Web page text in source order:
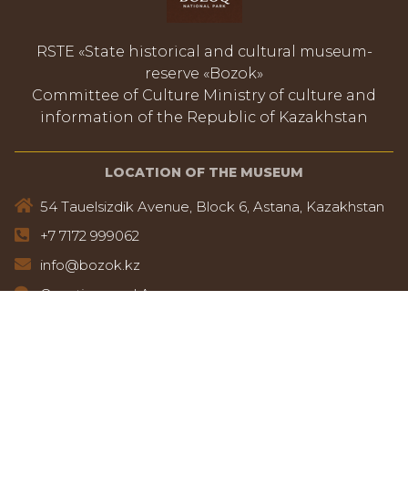
RSTE «State historical and cultural museum-
reserve «Bozok»
Committee of Culture Ministry of culture and
information of the Republic of Kazakhstan
LOCATION OF THE MUSEUM
54 Tauelsizdik Avenue, Block 6, Astana, Kazakhstan
+7 7172 999062
info@bozok.kz
Questions and Answers